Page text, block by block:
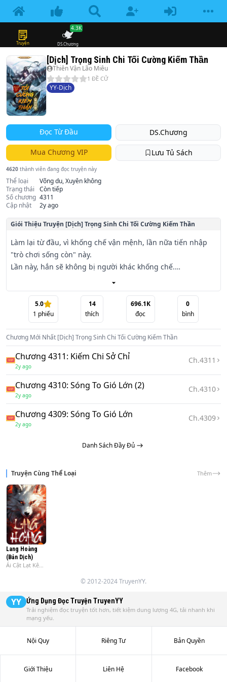
Truyện DS.Chương
4.3K
[Dịch] Trọng Sinh Chi Tối Cường Kiếm Thần
Thiên Vận Lão Miêu
1 ĐỀ CỬ
YY-Dịch
Đọc Từ Đầu DS.Chương
Mua Chương VIP Lưu Tủ Sách
4620 thành viên đang đọc truyện này
Thể loại
Võng du, Xuyên không
Trạng thái
Còn tiếp
Số chương 4311
Cập nhật
2y ago
Giói Thiệu Truyện [Dịch] Trọng Sinh Chi Tối Cường Kiếm Thần
Làm lại từ đầu, vì khống chế vận mệnh, lần nữa tiến nhập
"trò chơi sống còn" này.
Lần này, hắn sẽ không bị người khác khống chế.
đỉnh cao hơn.
kỹ xảo kiếm tiền trong game! Công lược phó bản trong
game! Nhiệm vụ truyền kỳ trong game! Xuất xứ trang bị
trong game! Kỹ xảo chiến đấu mà các người chơi khác
không biết!
Ngay cả bí mật những người chơi thử cũng không biết, hắn
đều biết.
Bách Quốc đại chiến, sinh mệnh tiến giai, bước vào Thần
vị, kiếm lăng đỉnh phong, bắt đầu một đoạn truyền kỳ Chí
Cao Kiếm Thần.
5.0
1 phiếu
14
thích
696.1K
đọc
0
bình
Chương Mới Nhất [Dịch] Trọng Sinh Chi Tối Cường Kiếm Thần
Chương 4311: Kiếm Chi Sở Chỉ
2y ago
Ch.4311
Chương 4310: Sóng To Gió Lớn (2)
2y ago
Ch.4310
Chương 4309: Sóng To Gió Lớn
2y ago
Ch.4309
Danh Sách Đầy Đủ
Truyện Cùng Thể Loại Thêm
Lang Hoàng
(Bản Dịch)
Ái Cật Lạt Kê
© 2012-2024 TruyenYY.
YY Ứng Dụng Đọc Truyện TruyenYY
Trải nghiệm đọc truyện tốt hơn, tiết kiệm dung lượng 4G, tải nhanh khi
mạng yếu.
Nội Quy Riêng Tư Bản Quyền
Giới Thiệu Liên Hệ Facebook